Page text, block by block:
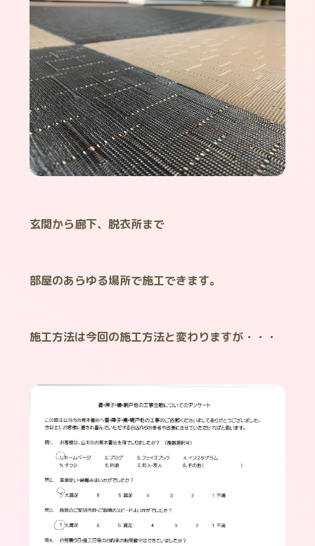
玄関から廊下、脱衣所まで
部屋のあらゆる場所で施工できます。
施工方法は今回の施工方法と変わりますが・・・